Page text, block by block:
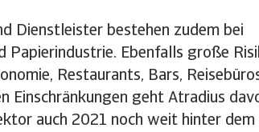
Dienstleister bestehen zudem bei
Papierindustrie. Ebenfalls große
Restaurants, Bars,
Einschränkungen geht Atradius
auch 2021 noch weit hinter dem